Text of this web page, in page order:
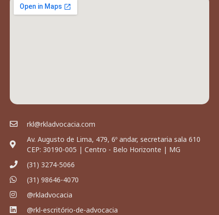
rkl@rkladvocacia.com
Av. Augusto de Lima, 479, 6º andar, secretaria sala 610
CEP: 30190-005 | Centro - Belo Horizonte | MG
(31) 3274-5066
(31) 98646-4070
@rkladvocacia
@rkl-escritório-de-advocacia